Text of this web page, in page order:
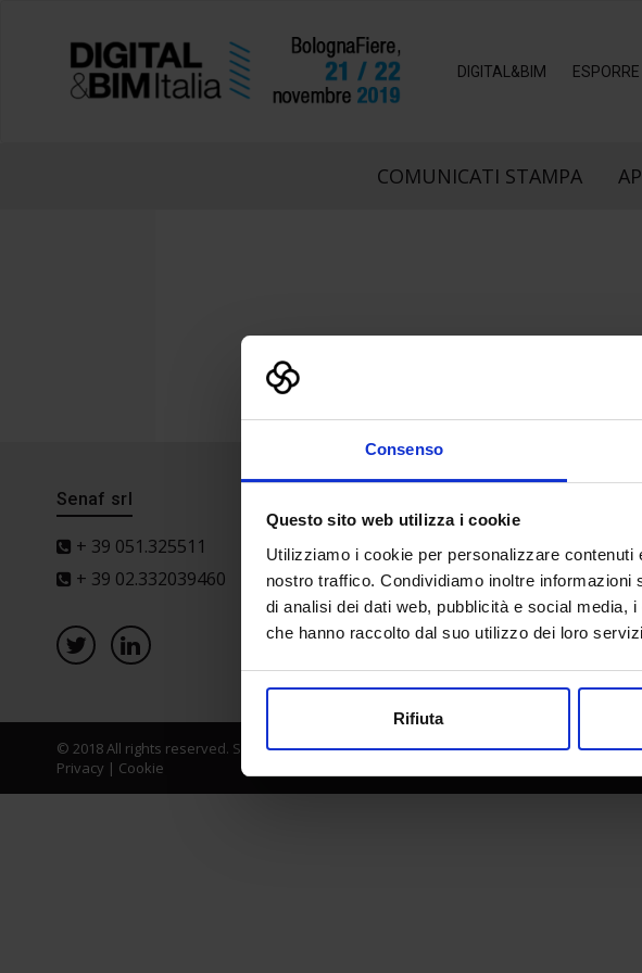
Consenso
Questo sito web utilizza i cookie
Utilizziamo i cookie per personalizzare
nostro traffico. Condividiamo inoltre
di analisi dei dati web, pubblicità e social media,
che hanno raccolto dal suo utilizzo dei loro
Rifiuta
DIGITAL&BIM ESPORRE
COMUNICATI STAMPA
Senaf srl
+ 39 051.325511
+ 39 02.332039460
© 2018 All rights reserved. Senaf srl - Gruppo Tecniche Nuove Spa - P.IVA 06382730155 -
Privacy | Cookie